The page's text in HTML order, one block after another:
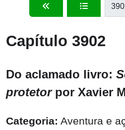
Capítulo 3902
Do aclamado livro:
protetorpor Xavier
Categoria: Aventura e